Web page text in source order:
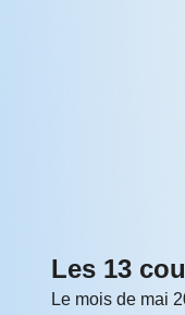
Les 13
Le mois de mai